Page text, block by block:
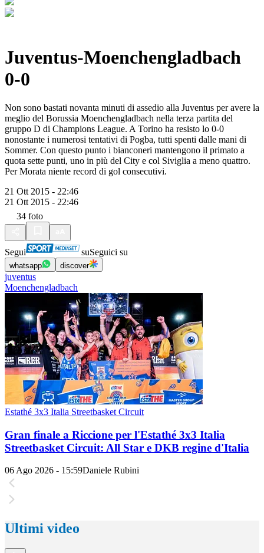
Juventus-Moenchengladbach
0-0
Non sono bastati novanta minuti di assedio alla Juventus per avere la
meglio del Borussia Moenchengladbach nella terza partita del
gruppo D di Champions League. A Torino ha resisto lo 0-0
nonostante i numerosi tentativi di Pogba, tutti spenti dalle mani di
Sommer. Con questo punto i bianconeri mantengono il primato a
quota sette punti, uno in più del City e col Siviglia a meno quattro.
Per Morata niente record di gol consecutivi.
21 Ott 2015 - 22:46
21 Ott 2015 - 22:46
34 foto
Segui suSeguici su
whatsapp discover
juventus
Moenchengladbach
Estathé 3x3 Italia Streetbasket Circuit
Gran finale a Riccione per l'Estathé 3x3 Italia
Streetbasket Circuit: All Star e DKB regine d'Italia
06 Ago 2026 - 15:59Daniele Rubini
Ultimi video